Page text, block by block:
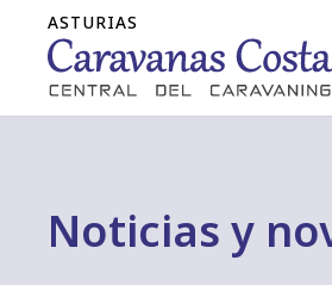
Noticias y